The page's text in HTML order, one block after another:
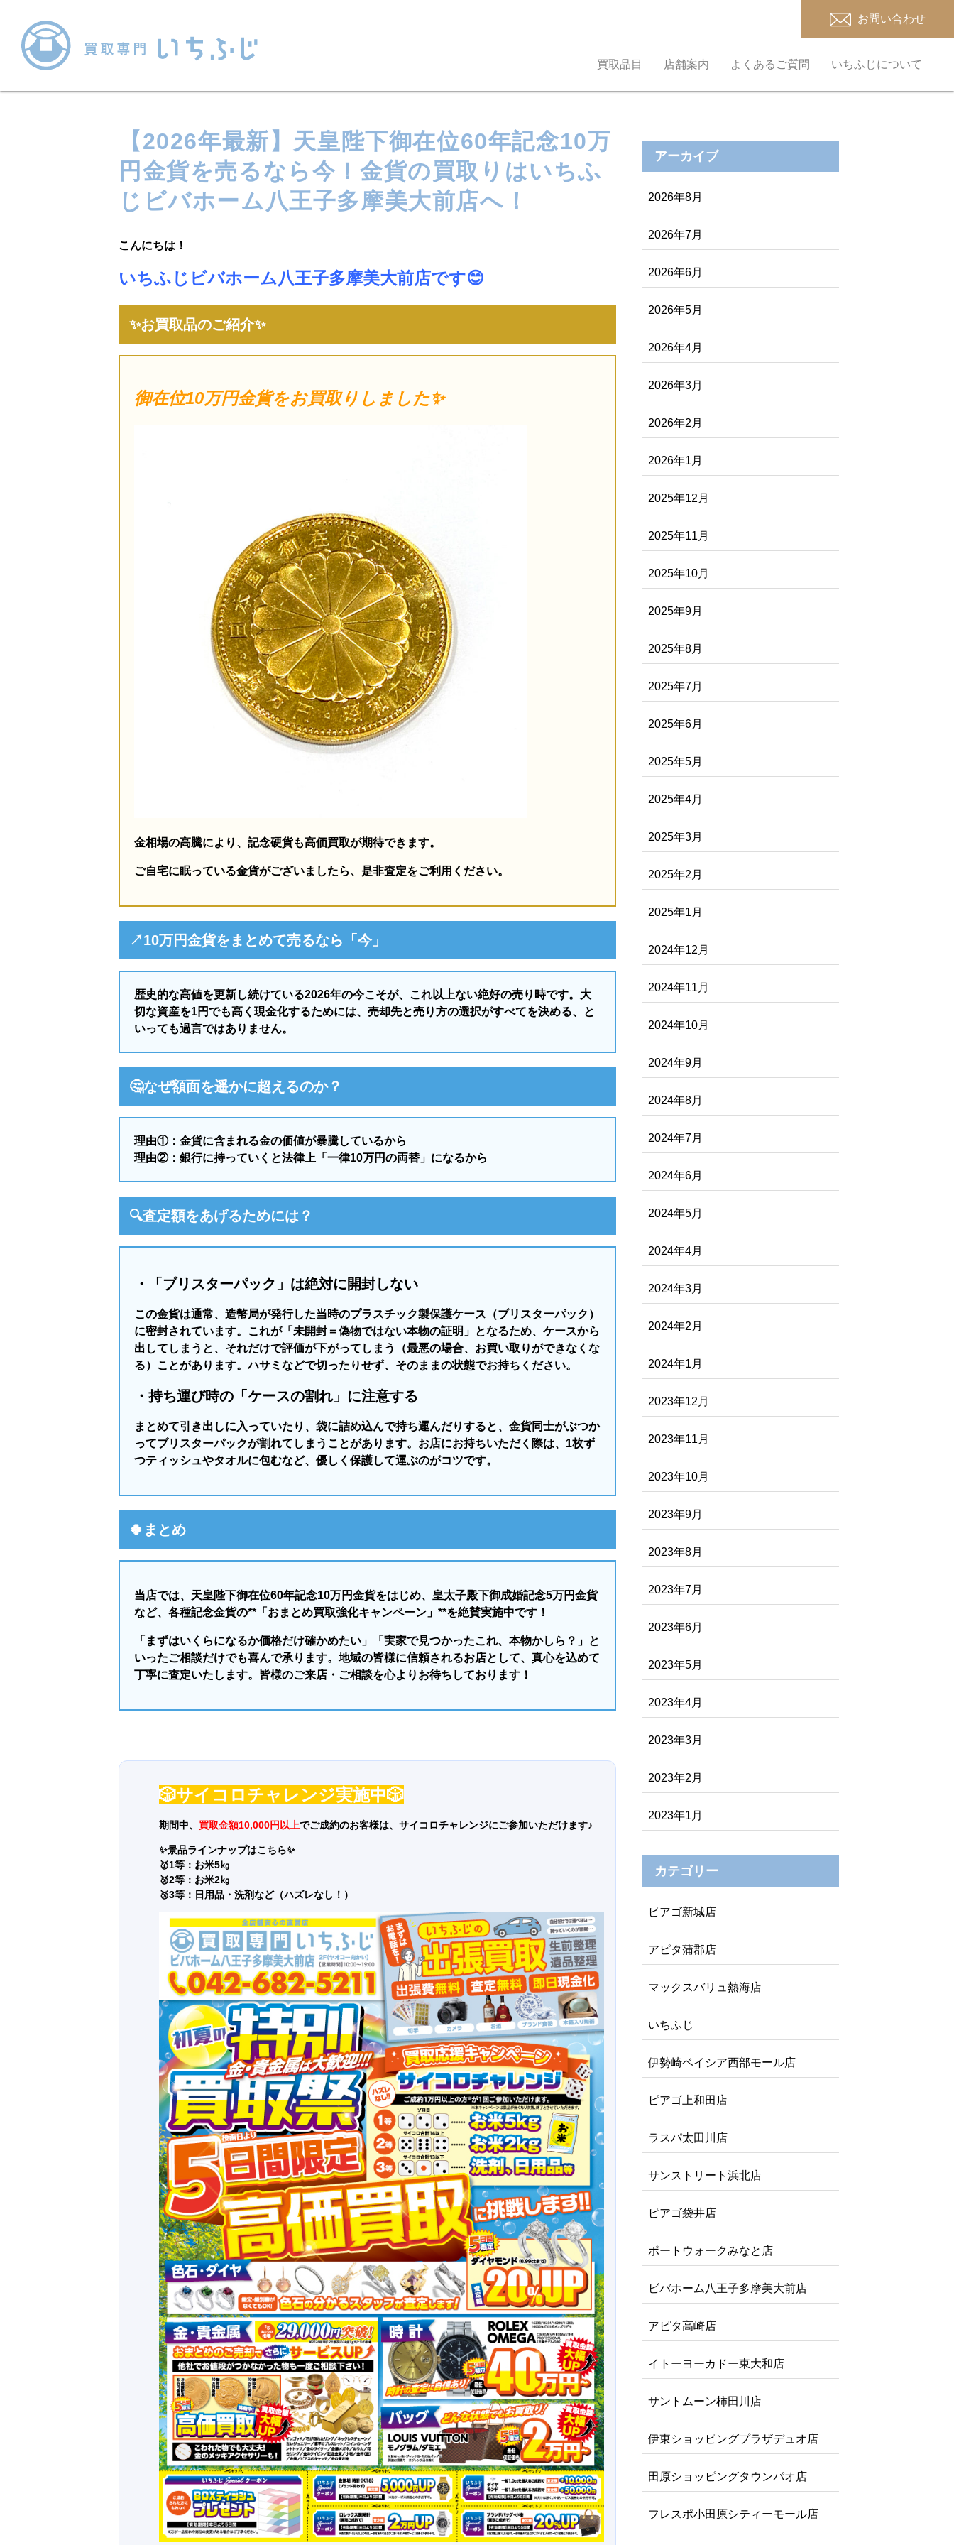
お問い合わせ
買取品目 店舗案内 よくあるご質問 いちふじについて
【2026年最新】天皇陛下御在位60年記念10万
円金貨を売るなら今！金貨の買取りはいちふ
じビバホーム八王子多摩美大前店へ！
こんにちは！
いちふじビバホーム八王子多摩美大前店です😊
✨お買取品のご紹介✨
御在位10万円金貨をお買取りしました✨
金相場の高騰により、記念硬貨も高価買取が期待できます。
ご自宅に眠っている金貨がございましたら、是非査定をご利用ください。
↗10万円金貨をまとめて売るなら「今」
歴史的な高値を更新し続けている2026年の今こそが、これ以上ない絶好の売り時です。大
切な資産を1円でも高く現金化するためには、売却先と売り方の選択がすべてを決める、と
いっても過言ではありません。
🤔なぜ額面を遥かに超えるのか？
理由①：金貨に含まれる金の価値が暴騰しているから
理由②：銀行に持っていくと法律上「一律10万円の両替」になるから
🔍査定額をあげるためには？
・「ブリスターパック」は絶対に開封しない
この金貨は通常、造幣局が発行した当時のプラスチック製保護ケース（ブリスターパック）
に密封されています。これが「未開封＝偽物ではない本物の証明」となるため、ケースから
出してしまうと、それだけで評価が下がってしまう（最悪の場合、お買い取りができなくな
る）ことがあります。ハサミなどで切ったりせず、そのままの状態でお持ちください。
・持ち運び時の「ケースの割れ」に注意する
まとめて引き出しに入っていたり、袋に詰め込んで持ち運んだりすると、金貨同士がぶつか
ってブリスターパックが割れてしまうことがあります。お店にお持ちいただく際は、1枚ず
つティッシュやタオルに包むなど、優しく保護して運ぶのがコツです。
🍀まとめ
当店では、天皇陛下御在位60年記念10万円金貨をはじめ、皇太子殿下御成婚記念5万円金貨
など、各種記念金貨の**「おまとめ買取強化キャンペーン」**を絶賛実施中です！
「まずはいくらになるか価格だけ確かめたい」「実家で見つかったこれ、本物かしら？」と
いったご相談だけでも喜んで承ります。地域の皆様に信頼されるお店として、真心を込めて
丁寧に査定いたします。皆様のご来店・ご相談を心よりお待ちしております！
🎲サイコロチャレンジ実施中🎲
期間中、 買取金額10,000円以上でご成約のお客様は、サイコロチャレンジにご参加いただけます♪
✨景品ラインナップはこちら✨
🥇1等：お米5㎏
🥈2等：お米2㎏
🥉3等：日用品・洗剤など（ハズレなし！）
アーカイブ
2026年8月
2026年7月
2026年6月
2026年5月
2026年4月
2026年3月
2026年2月
2026年1月
2025年12月
2025年11月
2025年10月
2025年9月
2025年8月
2025年7月
2025年6月
2025年5月
2025年4月
2025年3月
2025年2月
2025年1月
2024年12月
2024年11月
2024年10月
2024年9月
2024年8月
2024年7月
2024年6月
2024年5月
2024年4月
2024年3月
2024年2月
2024年1月
2023年12月
2023年11月
2023年10月
2023年9月
2023年8月
2023年7月
2023年6月
2023年5月
2023年4月
2023年3月
2023年2月
2023年1月
カテゴリー
ピアゴ新城店
アピタ蒲郡店
マックスバリュ熱海店
いちふじ
伊勢崎ベイシア西部モール店
ピアゴ上和田店
ラスパ太田川店
サンストリート浜北店
ピアゴ袋井店
ポートウォークみなと店
ビバホーム八王子多摩美大前店
アピタ高崎店
イトーヨーカドー東大和店
サントムーン柿田川店
伊東ショッピングプラザデュオ店
田原ショッピングタウンパオ店
フレスポ小田原シティーモール店